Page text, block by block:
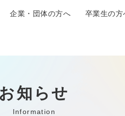
企業・団体の方へ 卒業生の方
お知らせ
Information